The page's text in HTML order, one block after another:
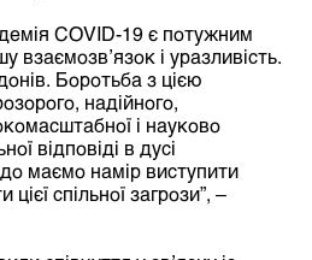
COVID-19 є потужним
взаємозв’язок і уразливість.
Боротьба з цією
надійного,
і науково
відповіді в дусі
маємо намір виступити
спільної загрози”, –